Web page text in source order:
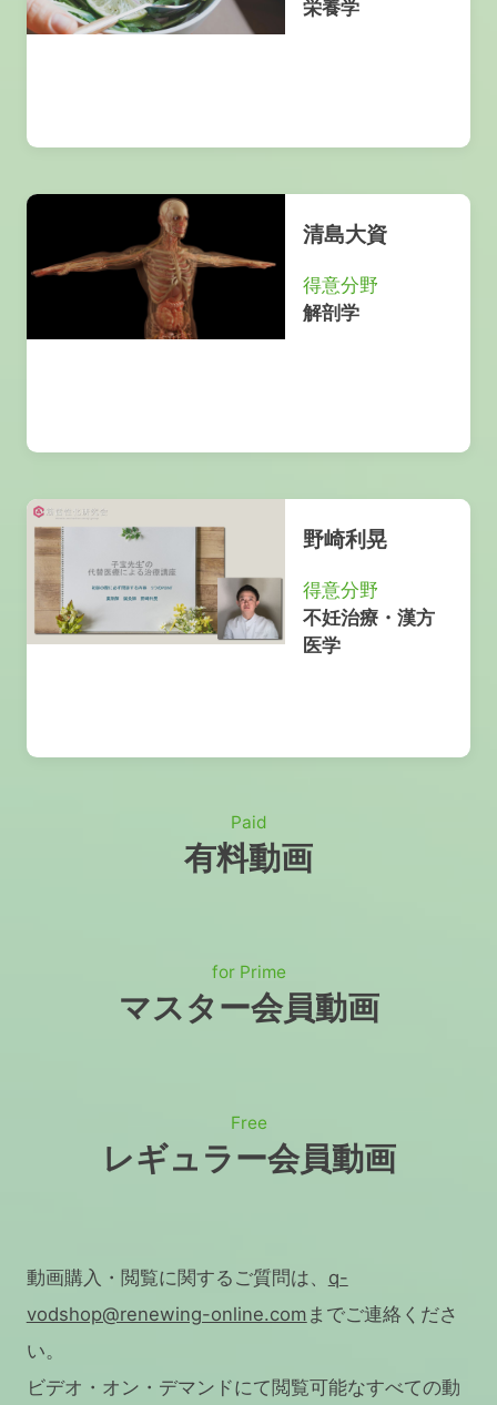
栄養学
清島大資
得意分野
解剖学
野崎利晃
得意分野
不妊治療・漢方
医学
Paid
有料動画
for Prime
マスター会員動画
Free
レギュラー会員動画
動画購入・閲覧に関するご質問は、 q-
vodshop@renewing-online.com までご連絡くださ
い。
ビデオ・オン・デマンドにて閲覧可能なすべての動